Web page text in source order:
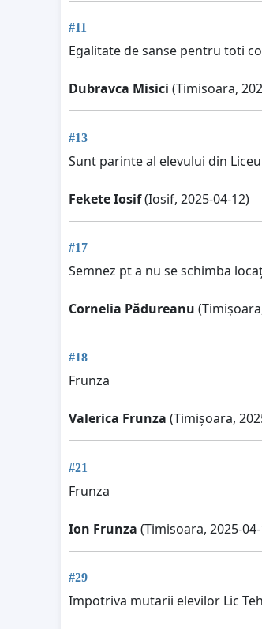
#11
Egalitate de sanse pentru toti
Dubravca Misici (Timisoara,
#13
Sunt parinte al elevului din
Fekete Iosif(Iosif, 2025-04-12)
#17
Semnez pt a nu se schimba
Cornelia Pădureanu
#18
Frunza
Valerica Frunza (Timișoara,
#21
Frunza
Ion Frunza (Timisoara, 2025-
#29
Impotriva mutarii elevilor Lic